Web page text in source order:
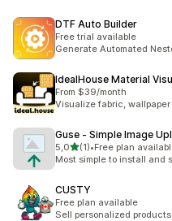
DTF Auto Builder
Free trial available
Generate Automated
IdealHouse Material
From $39/month
Visualize fabric,
Guse ‑ Simple Image
5,05 yıldız üzerinden
(1)
toplam 1 değerlendirme
•Free plan
Most simple to install and
CUSTY
Free plan available
Sell personalized